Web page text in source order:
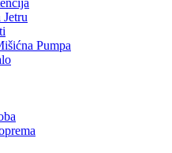
Jetru
Pumpa